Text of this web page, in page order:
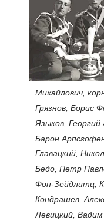
Михайлович,
Грязнов, Борис
Языков, Георгий
Барон
Главацкий,
Бедо, Петр
Фон-Зейдлитц,
Кондрашев,
Левицкий,